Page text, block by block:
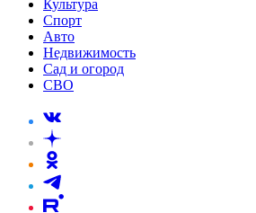
Культура
Спорт
Авто
Недвижимость
Сад и огород
СВО